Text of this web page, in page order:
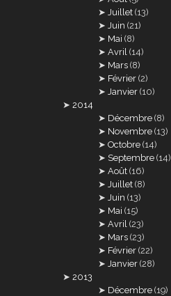
Juillet (13)
Juin (21)
Mai (8)
Avril (14)
Mars (8)
Février (2)
Janvier (10)
2014
Décembre (8)
Novembre (13)
Octobre (14)
Septembre (14)
Août (16)
Juillet (8)
Juin (13)
Mai (15)
Avril (23)
Mars (23)
Février (22)
Janvier (28)
2013
Décembre (19)